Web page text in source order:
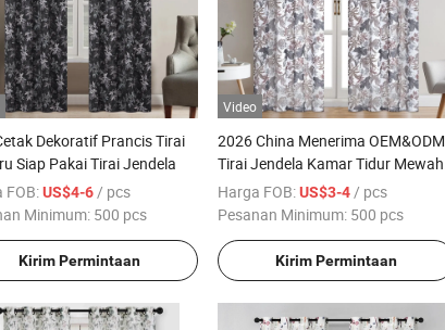
Dekoratif Prancis Tirai
Siap Pakai Tirai Jendela
FOB:US$4-6/ pcs
Minimum: 500 pcs
Kirim Permintaan
Video
2026 China Menerima OEM&ODM
Tirai Jendela Kamar Tidur Mewah
Grosir 100% Tirai Transparan Garis
Poliester
Harga FOB:US$3-4/ pcs
Pesanan Minimum: 500 pcs
Kirim Permintaan